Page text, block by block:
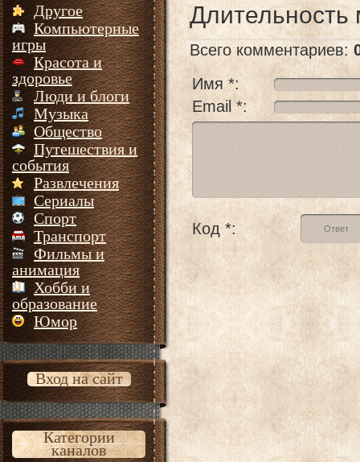
Другое
Компьютерные
игры
Красота и
здоровье
Люди и блоги
Музыка
Общество
Путешествия и
события
Развлечения
Сериалы
Спорт
Транспорт
Фильмы и
анимация
Хобби и
образование
Юмор
Вход на сайт
Категории
каналов
Длительность
Всего комментариев:
Имя *:
Email *:
Код *: